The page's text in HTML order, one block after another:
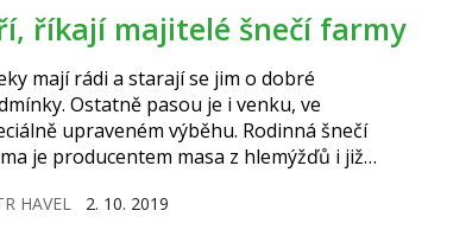
říkají majitelé šnečí farmy
mají rádi a starají se jim o dobré
Ostatně pasou je i venku, ve
upraveném výběhu. Rodinná šnečí
je producentem masa z hlemýžďů i již
HAVEL 2. 10. 2019